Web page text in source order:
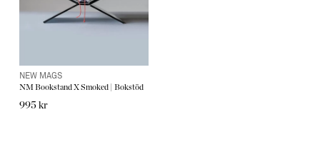
NEW MAGS
NM Bookstand X Smoked | Bokstöd
995 kr